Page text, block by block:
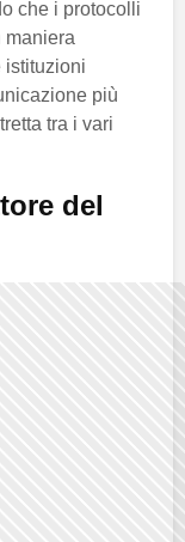
che i protocolli
maniera
istituzioni
più
tra i vari
del